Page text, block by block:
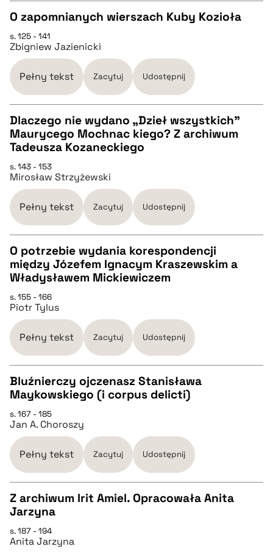
CZYSTY TEKST
pobierz cytat
BIBTEX
pobierz cytat
O zapomnianych wierszach Kuby Kozioła
s. 125 - 141
Zbigniew Jazienicki
Pełny tekst Zacytuj Udostępnij
CZYSTY TEKST
pobierz cytat
BIBTEX
pobierz cytat
Dlaczego nie wydano „Dzieł wszystkich”
Maurycego Mochnac kiego? Z archiwum
Tadeusza Kozaneckiego
s. 143 - 153
Mirosław Strzyżewski
Pełny tekst Zacytuj Udostępnij
CZYSTY TEKST
pobierz cytat
BIBTEX
pobierz cytat
O potrzebie wydania korespondencji
między Józefem Ignacym Kraszewskim a
Władysławem Mickiewiczem
s. 155 - 166
Piotr Tylus
Pełny tekst Zacytuj Udostępnij
CZYSTY TEKST
pobierz cytat
BIBTEX
pobierz cytat
Bluźnierczy ojczenasz Stanisława
Maykowskiego (i corpus delicti)
s. 167 - 185
Jan A. Choroszy
Pełny tekst Zacytuj Udostępnij
CZYSTY TEKST
Z archiwum Irit Amiel. Opracowała Anita
Jarzyna
s. 187 - 194
Anita Jarzyna